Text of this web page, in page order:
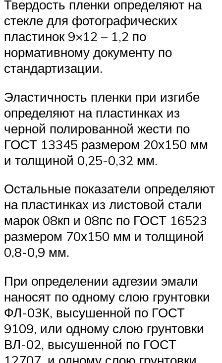
Твердость пленки определяют на
стекле для фотографических
пластинок 9×12 – 1,2 по
нормативному документу по
стандартизации.
Эластичность пленки при изгибе
определяют на пластинках из
черной полированной жести по
ГОСТ 13345 размером 20х150 мм
и толщиной 0,25-0,32 мм.
Остальные показатели определяют
на пластинках из листовой стали
марок 08кп и 08пс по ГОСТ 16523
размером 70х150 мм и толщиной
0,8-0,9 мм.
При определении адгезии эмали
наносят по одному слою грунтовки
ФЛ-03К, высушенной по ГОСТ
9109, или одному слою грунтовки
ВЛ-02, высушенной по ГОСТ